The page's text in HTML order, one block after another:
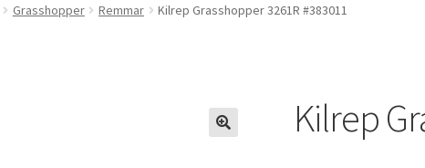
Grasshopper Remmar Kilrep Grasshopper 3261R #383011
Kilrep